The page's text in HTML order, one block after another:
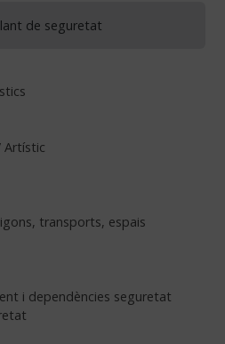
de seguretat
Artístic
transports, espais
i dependències seguretat